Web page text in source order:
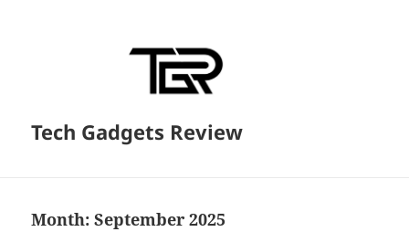
Tech Gadgets Review
Month:September 2025